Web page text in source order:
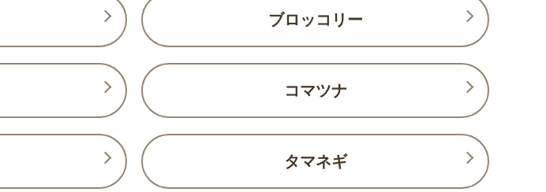
ブロッコリー
コマツナ
タマネギ